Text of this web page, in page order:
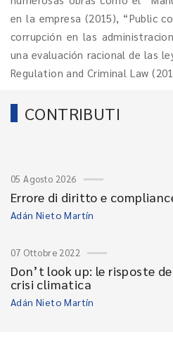
en la empresa (2015), “Public
corrupción en las
una evaluación racional de las
Regulation and Criminal Law
CONTRIBUTI
05 Agosto 2026
Errore di diritto e
Adán Nieto Martín
07 Ottobre 2022
Don’t look up: le risposte
crisi climatica
Adán Nieto Martín